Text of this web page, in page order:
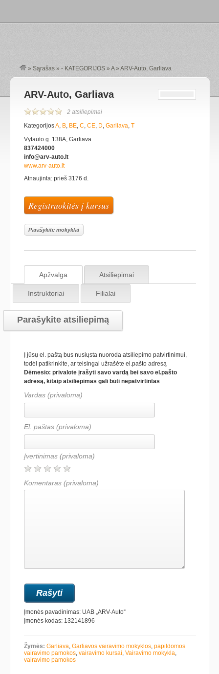
» Sąrašas » - KATEGORIJOS » A »ARV-Auto, Garliava
ARV-Auto, Garliava
2 atsiliepimai
KategorijosA, B, BE, C, CE, D, Garliava, T
Vytauto g. 138A, Garliava
837424000
info@arv-auto.lt
www.arv-auto.lt
Atnaujinta: prieš 3176 d.
Registruokitės į kursus
Parašykite mokyklai
Apžvalga Atsiliepimai
Instruktoriai Filialai
Parašykite atsiliepimą
Į jūsų el. paštą bus nusiųsta nuoroda atsiliepimo patvirtinimui,
todėl patikrinkite, ar teisingai užrašėte el.pašto adresą
Dėmesio: privalote įrašyti savo vardą bei savo el.pašto
adresą, kitaip atsiliepimas gali būti nepatvirtintas
Vardas (privaloma)
El. paštas (privaloma)
Įvertinimas (privaloma)
Komentaras (privaloma)
Įmonės pavadinimas: UAB „ARV-Auto“
Įmonės kodas: 132141896
Žymės: Garliava, Garliavos vairavimo mokyklos, papildomos
vairavimo pamokos, vairavimo kursai, Vairavimo mokykla,
vairavimo pamokos